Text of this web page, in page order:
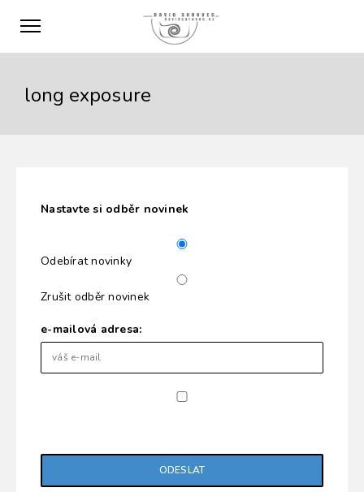
long exposure
Nastavte si odběr novinek
Odebírat novinky
Zrušit odběr novinek
e-mailová adresa: